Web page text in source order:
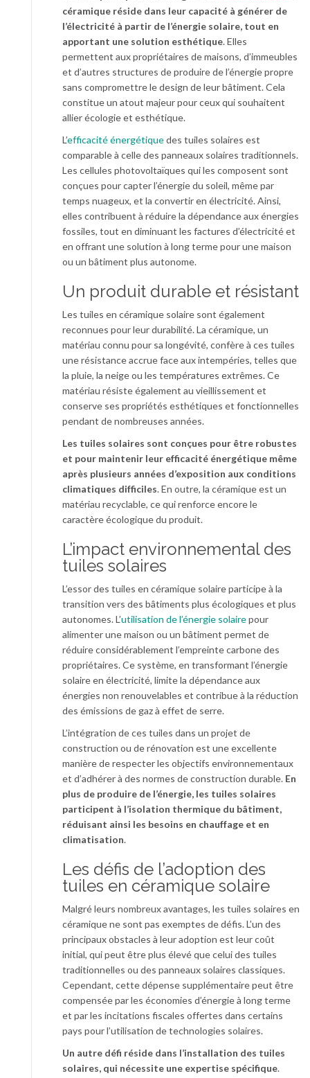
céramique réside dans leur capacité à générer de
l’électricité à partir de l’énergie solaire, tout en
apportant une solution esthétique. Elles
permettent aux propriétaires de maisons, d’immeubles
et d’autres structures de produire de l’énergie propre
sans compromettre le design de leur bâtiment. Cela
constitue un atout majeur pour ceux qui souhaitent
allier écologie et esthétique.
L’efficacité énergétiquedes tuiles solaires est
comparable à celle des panneaux solaires traditionnels.
Les cellules photovoltaïques qui les composent sont
conçues pour capter l’énergie du soleil, même par
temps nuageux, et la convertir en électricité. Ainsi,
elles contribuent à réduire la dépendance aux énergies
fossiles, tout en diminuant les factures d’électricité et
en offrant une solution à long terme pour une maison
ou un bâtiment plus autonome.
Un produit durable et résistant
Les tuiles en céramique solaire sont également
reconnues pour leur durabilité. La céramique, un
matériau connu pour sa longévité, confère à ces tuiles
une résistance accrue face aux intempéries, telles que
la pluie, la neige ou les températures extrêmes. Ce
matériau résiste également au vieillissement et
conserve ses propriétés esthétiques et fonctionnelles
pendant de nombreuses années.
Les tuiles solaires sont conçues pour être robustes
et pour maintenir leur efficacité énergétique même
après plusieurs années d’exposition aux conditions
climatiques difficiles. En outre, la céramique est un
matériau recyclable, ce qui renforce encore le
caractère écologique du produit.
L’impact environnemental des
tuiles solaires
L’essor des tuiles en céramique solaire participe à la
transition vers des bâtiments plus écologiques et plus
autonomes. L’utilisation de l’énergie solairepour
alimenter une maison ou un bâtiment permet de
réduire considérablement l’empreinte carbone des
propriétaires. Ce système, en transformant l’énergie
solaire en électricité, limite la dépendance aux
énergies non renouvelables et contribue à la réduction
des émissions de gaz à effet de serre.
L’intégration de ces tuiles dans un projet de
construction ou de rénovation est une excellente
manière de respecter les objectifs environnementaux
et d’adhérer à des normes de construction durable. En
plus de produire de l’énergie, les tuiles solaires
participent à l’isolation thermique du bâtiment,
réduisant ainsi les besoins en chauffage et en
climatisation.
Les défis de l’adoption des
tuiles en céramique solaire
Malgré leurs nombreux avantages, les tuiles solaires en
céramique ne sont pas exemptes de défis. L’un des
principaux obstacles à leur adoption est leur coût
initial, qui peut être plus élevé que celui des tuiles
traditionnelles ou des panneaux solaires classiques.
Cependant, cette dépense supplémentaire peut être
compensée par les économies d’énergie à long terme
et par les incitations fiscales offertes dans certains
pays pour l’utilisation de technologies solaires.
Un autre défi réside dans l’installation des tuiles
solaires, qui nécessite une expertise spécifique.